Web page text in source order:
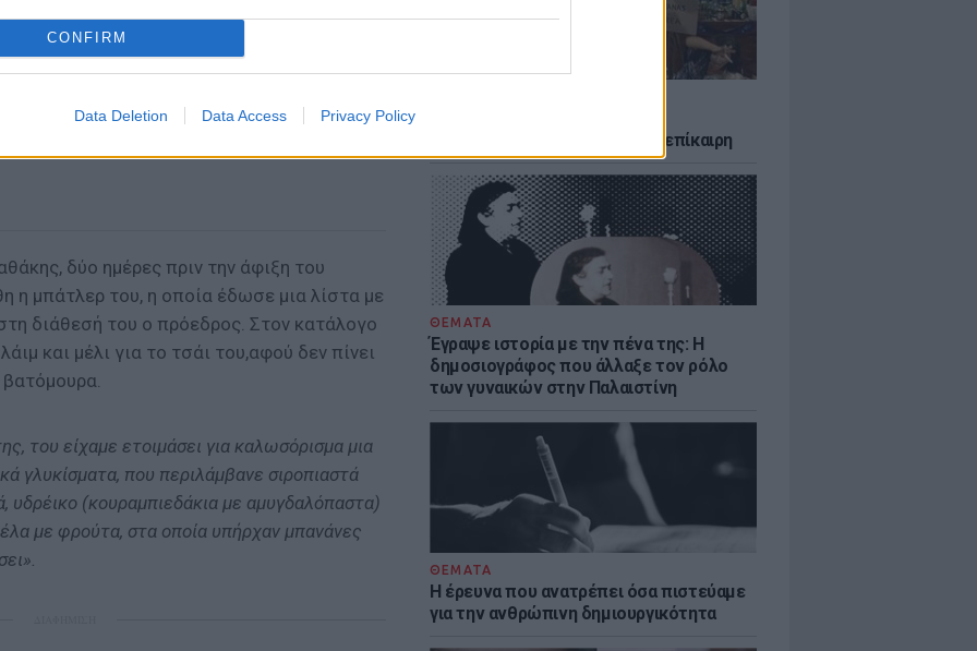
CONFIRM
Data Deletion Data Access Privacy Policy
νεοπλουτισμό και παραμένει επίκαιρη
ΘΕΜΑΤΑ
Έγραψε ιστορία με την πένα της: Η
δημοσιογράφος που άλλαξε τον ρόλο
των γυναικών στην Παλαιστίνη
ΘΕΜΑΤΑ
Η έρευνα που ανατρέπει όσα πιστεύαμε
για την ανθρώπινη δημιουργικότητα
δύο ημέρες πριν την άφιξη του
η μπάτλερ του, η οποία έδωσε μια λίστα με
διάθεσή του ο πρόεδρος. Στον κατάλογο
και μέλι για το τσάι του,αφού δεν πίνει
του είχαμε ετοιμάσει για καλωσόρισμα μια
γλυκίσματα, που περιλάμβανε σιροπιαστά
υδρέικο (κουραμπιεδάκια με αμυγδαλόπαστα)
με φρούτα, στα οποία υπήρχαν μπανάνες